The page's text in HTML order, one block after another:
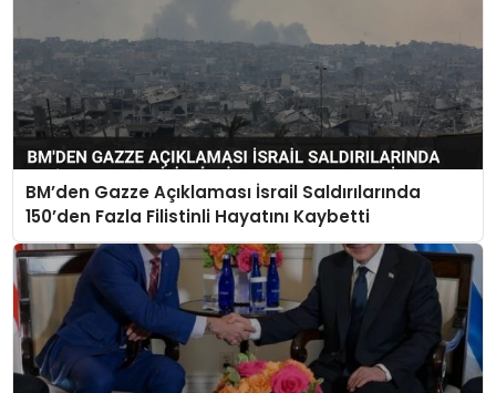
BM’den Gazze Açıklaması İsrail Saldırılarında
150’den Fazla Filistinli Hayatını Kaybetti